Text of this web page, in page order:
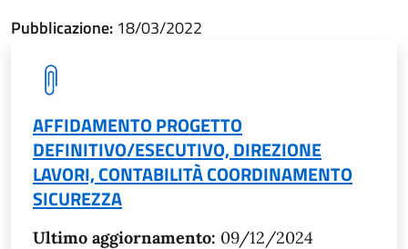
Pubblicazione: 18/03/2022
AFFIDAMENTO PROGETTO
DEFINITIVO/ESECUTIVO, DIREZIONE
LAVORI, CONTABILITÀ COORDINAMENTO
SICUREZZA
Ultimo aggiornamento: 09/12/2024